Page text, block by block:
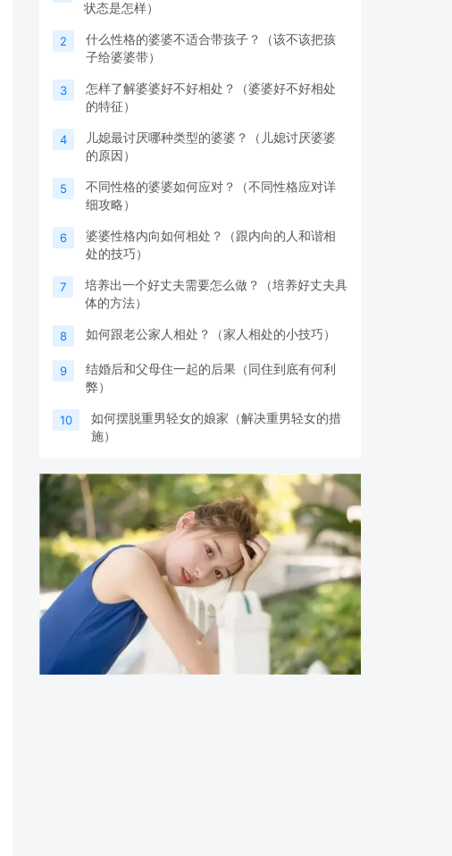
状态是怎样）
2
什么性格的婆婆不适合带孩子？（该不该把孩
子给婆婆带）
3
怎样了解婆婆好不好相处？（婆婆好不好相处
的特征）
4
儿媳最讨厌哪种类型的婆婆？（儿媳讨厌婆婆
的原因）
5
不同性格的婆婆如何应对？（不同性格应对详
细攻略）
6
婆婆性格内向如何相处？（跟内向的人和谐相
处的技巧）
7
培养出一个好丈夫需要怎么做？（培养好丈夫具
体的方法）
8 如何跟老公家人相处？（家人相处的小技巧）
9
结婚后和父母住一起的后果（同住到底有何利
弊）
10
如何摆脱重男轻女的娘家（解决重男轻女的措
施）